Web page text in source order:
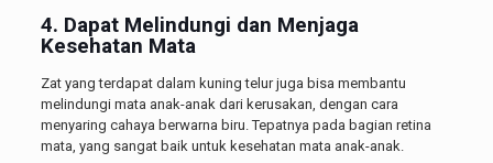
4. Dapat Melindungi dan Menjaga
Kesehatan Mata
Zat yang terdapat dalam kuning telur juga bisa membantu
melindungi mata anak-anak dari kerusakan, dengan cara
menyaring cahaya berwarna biru. Tepatnya pada bagian retina
mata, yang sangat baik untuk kesehatan mata anak-anak.